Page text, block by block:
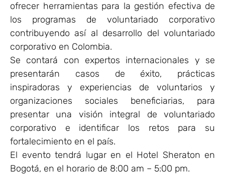
ofrecer herramientas para la gestión efectiva de
los programas de voluntariado corporativo
contribuyendo así al desarrollo del voluntariado
corporativo en Colombia.
Se contará con expertos internacionales y se
presentarán casos de éxito, prácticas
inspiradoras y experiencias de voluntarios y
organizaciones sociales beneficiarias, para
presentar una visión integral de voluntariado
corporativo e identificar los retos para su
fortalecimiento en el país.
El evento tendrá lugar en el Hotel Sheraton en
Bogotá, en el horario de 8:00 am – 5:00 pm.